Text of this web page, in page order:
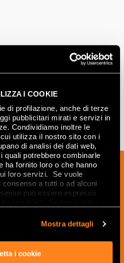
I COOKIE
di profilazione, anche di terze
pubblicitari mirati e servizi in
Condividiamo inoltre le
utilizza il nostro sito con i
di analisi dei dati web,
quali potrebbero combinarle
ha fornito loro o che hanno
loro servizi. Se vuole
a tutti o ad alcuni
può essere espresso
Mostra dettagli
i cookie
boletín para recibir
e ideas
de la cerámica y el